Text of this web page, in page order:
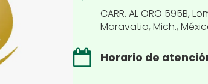
CARR. AL ORO 595B,
Maravatio, Mich.,
Horario de